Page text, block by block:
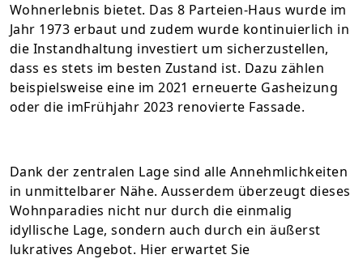
Wohnerlebnis bietet. Das 8 Parteien-Haus wurde im
Jahr 1973 erbaut und zudem wurde kontinuierlich in
die Instandhaltung investiert um sicherzustellen,
dass es stets im besten Zustand ist. Dazu zählen
beispielsweise eine im 2021 erneuerte Gasheizung
oder die imFrühjahr 2023 renovierte Fassade.
Dank der zentralen Lage sind alle Annehmlichkeiten
in unmittelbarer Nähe. Ausserdem überzeugt dieses
Wohnparadies nicht nur durch die einmalig
idyllische Lage, sondern auch durch ein äußerst
lukratives Angebot. Hier erwartet Sie